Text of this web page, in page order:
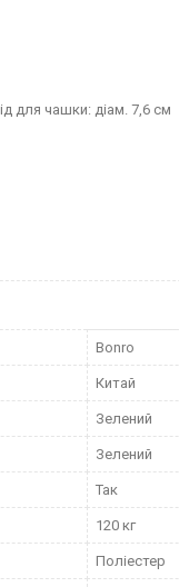
для чашки: діам. 7,6 см
Bonro
Китай
Зелений
Зелений
Так
120 кг
Поліестер